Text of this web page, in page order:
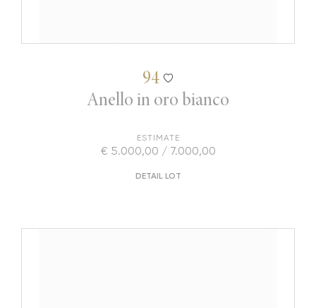
94
Anello in oro bianco
ESTIMATE
€ 5.000,00 / 7.000,00
DETAIL LOT